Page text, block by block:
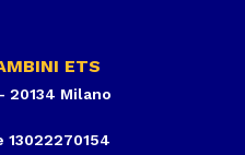
ETS
20134 Milano
13022270154